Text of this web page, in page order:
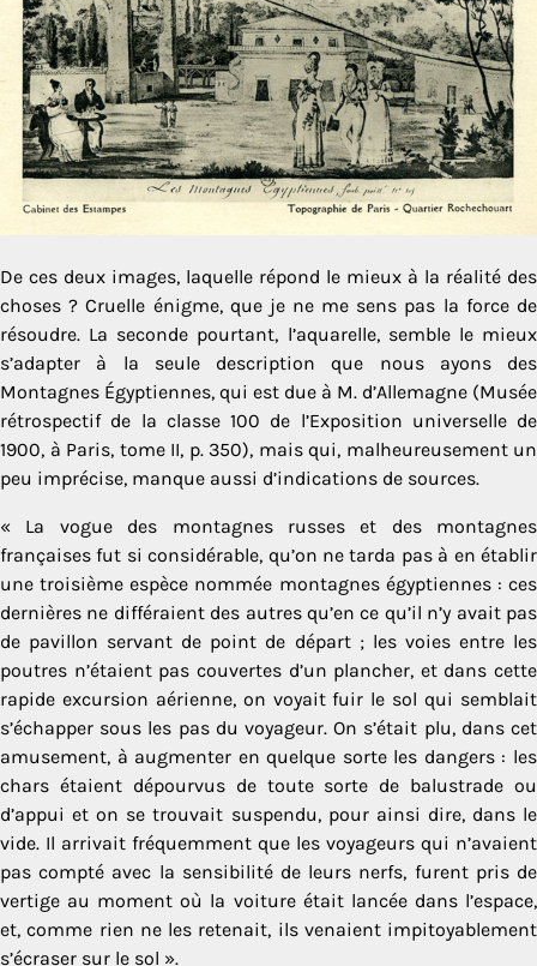
De ces deux images, laquelle répond le mieux à la réalité des
choses ? Cruelle énigme, que je ne me sens pas la force de
résoudre. La seconde pourtant, l’aquarelle, semble le mieux
s’adapter à la seule description que nous ayons des
Montagnes Égyptiennes, qui est due à M. d’Allemagne (Musée
rétrospectif de la classe 100 de l’Exposition universelle de
1900, à Paris, tome II, p. 350), mais qui, malheureusement un
peu imprécise, manque aussi d’indications de sources.
« La vogue des montagnes russes et des montagnes
françaises fut si considérable, qu’on ne tarda pas à en établir
une troisième espèce nommée mon­tagnes égyptiennes : ces
dernières ne différaient des autres qu’en ce qu’il n’y avait pas
de pavillon servant de point de départ ; les voies entre les
poutres n’étaient pas couvertes d’un plancher, et dans cette
rapide excur­sion aérienne, on voyait fuir le sol qui semblait
s’échapper sous les pas du voyageur. On s’était plu, dans cet
amusement, à augmenter en quelque sorte les dangers : les
chars étaient dépourvus de toute sorte de balustrade ou
d’appui et on se trouvait suspendu, pour ainsi dire, dans le
vide. Il arrivait fréquemment que les voyageurs qui n’avaient
pas compté avec la sensibilité de leurs nerfs, furent pris de
vertige au moment où la voiture était lancée dans l’espace,
et, comme rien ne les retenait, ils venaient impitoyablement
s’écraser sur le sol ».